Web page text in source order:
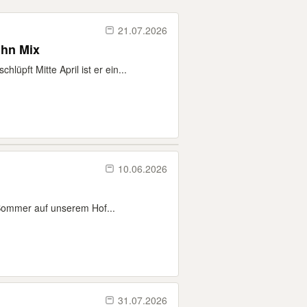
21.07.2026
Mix
Mitte April ist er ein...
10.06.2026
auf unserem Hof...
31.07.2026